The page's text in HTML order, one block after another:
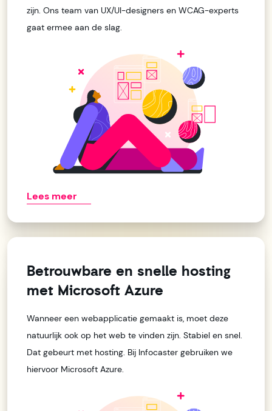
zijn. Ons team van UX/UI-designers en WCAG-experts
gaat ermee aan de slag.
Lees meer
Betrouwbare en snelle hosting
met Microsoft Azure
Wanneer een webapplicatie gemaakt is, moet deze
natuurlijk ook op het web te vinden zijn. Stabiel en snel.
Dat gebeurt met hosting. Bij Infocaster gebruiken we
hiervoor Microsoft Azure.